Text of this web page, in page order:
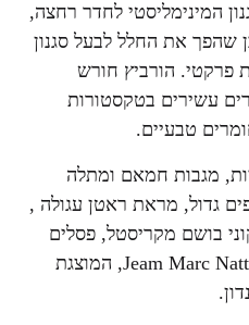
המינימליסטי לחדר רחצה,
שהפך את החלל לבעל סגנון
הורביץ חורש
עשירים בטקסטורות
טבעיים.
מגבות חמאם ומתלה
גדול, מראת ראטן עגולה ,
בושם מקריסטל, פסלים
והדפס קנבס ליצירה Jeam Marc Nattier 1757, המוצגת